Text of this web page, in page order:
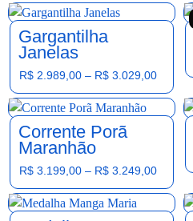
Gargantilha
Janelas
R$ 2.989,00 – R$ 3.029,00
Corrente Porã
Maranhão
R$ 3.199,00 – R$ 3.249,00